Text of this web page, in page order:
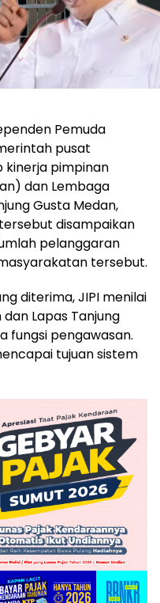
Pemuda
pusat
kinerja pimpinan
dan Lembaga
Gusta Medan,
disampaikan
pelanggaran
tersebut.
diterima, JIPI menilai
Lapas Tanjung
fungsi pengawasan.
tujuan sistem